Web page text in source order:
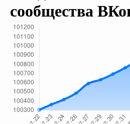
сообщества